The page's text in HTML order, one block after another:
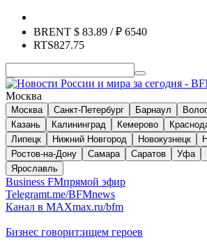
BRENT $ 83.89 / ₽ 6540
RTS827.75
Москва
Москва Санкт-Петербург Барнаул
Казань
Калининград Кемерово
Липецк
Нижний Новгород Новокузнецк
Ростов-на-Дону
Самара Саратов Уфа
Ярославль
Business FMпрямой эфир
Telegramt.me/BFMnews
Канал в MAXmax.ru/bfm
Бизнес говорит:ищем героев